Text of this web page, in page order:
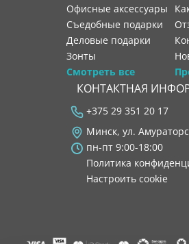
Офисные аксессуары
Съедобные подарки
Деловые подарки
Зонты
Смотреть все
КОНТАКТНАЯ
+375 29 351 20 17
Минск, ул.
пн-пт 9:00-18:00
Политика
Настроить cookie